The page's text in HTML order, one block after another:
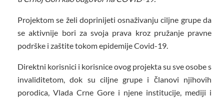
Projektom se želi doprinijeti osnaživanju ciljne grupe da
se aktivnije bori za svoja prava kroz pružanje pravne
podrške i zaštite tokom epidemije Covid-19.
Direktni korisnici i korisnice ovog projekta su sve osobe s
invaliditetom, dok su ciljne grupe i članovi njihovih
porodica, Vlada Crne Gore i njene institucije, mediji i